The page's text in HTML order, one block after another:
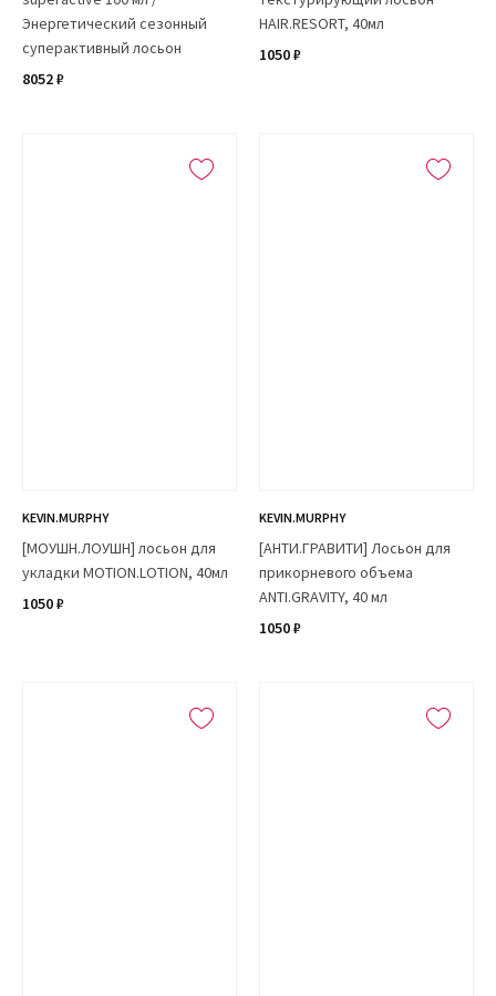
Энергетический сезонный
суперактивный лосьон
8052 ₽
HAIR.RESORT, 40мл
1050 ₽
KEVIN.MURPHY
[МОУШН.ЛОУШН] лосьон для
укладки MOTION.LOTION, 40мл
1050 ₽
KEVIN.MURPHY
[АНТИ.ГРАВИТИ] Лосьон для
прикорневого объема
ANTI.GRAVITY, 40 мл
1050 ₽